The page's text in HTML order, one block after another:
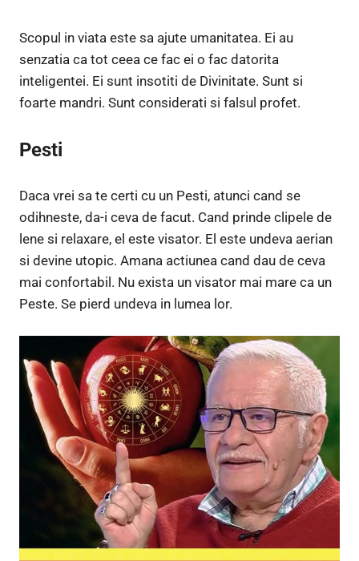
Scopul in viata este sa ajute umanitatea. Ei au
senzatia ca tot ceea ce fac ei o fac datorita
inteligentei. Ei sunt insotiti de Divinitate. Sunt si
foarte mandri. Sunt considerati si falsul profet.
Pesti
Daca vrei sa te certi cu un Pesti, atunci cand se
odihneste, da-i ceva de facut. Cand prinde clipele de
lene si relaxare, el este visator. El este undeva aerian
si devine utopic. Amana actiunea cand dau de ceva
mai confortabil. Nu exista un visator mai mare ca un
Peste. Se pierd undeva in lumea lor.